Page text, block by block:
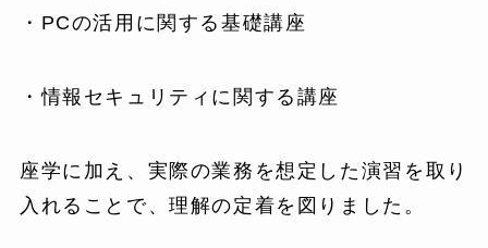
・PCの活用に関する基礎講座
・情報セキュリティに関する講座
座学に加え、実際の業務を想定した演習を取り
入れることで、理解の定着を図りました。